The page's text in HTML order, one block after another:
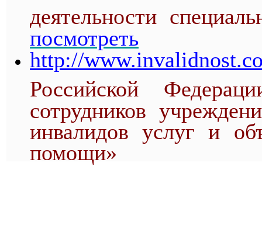
деятельности
посмотреть
http://
Российской
сотрудников
инвалидов услуг и
помощи»